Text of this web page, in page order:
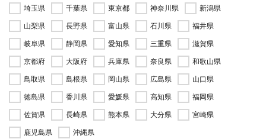
埼玉県
千葉県 東京都 神奈川県
新潟県
山梨県
長野県 富山県 石川県
福井県
岐阜県
静岡県 愛知県 三重県
滋賀県
京都府
大阪府 兵庫県 奈良県
和歌山県
鳥取県
島根県 岡山県 広島県
山口県
徳島県
香川県 愛媛県 高知県
福岡県
佐賀県
長崎県 熊本県 大分県
宮崎県
鹿児島県
沖縄県